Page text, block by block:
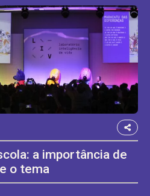
a importância de
o tema